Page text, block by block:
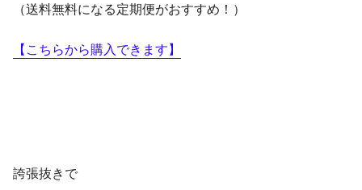
（送料無料になる定期便がおすすめ！）
【こちらから購入できます】
誇張抜きで